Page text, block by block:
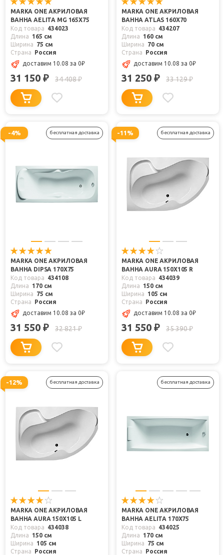
MARKA ONE АКРИЛОВАЯ
ВАННА AELITA MG 165X75
Код товара
434023
Длина
165 см
Ширина
75 см
Страна
Россия
доставим 10.08 за 0₽
31 150 ₽ 34 408₽
MARKA ONE АКРИЛОВАЯ
ВАННА ATLAS 160X70
Код товара
434207
Длина
160 см
Ширина
70 см
Страна
Россия
доставим 10.08 за 0₽
31 250 ₽ 33 129₽
-4% бесплатная доставка
MARKA ONE АКРИЛОВАЯ
ВАННА DIPSA 170X75
Код товара
434108
Длина
170 см
Ширина
75 см
Страна
Россия
доставим 10.08 за 0₽
31 550 ₽ 32 821₽
-11% бесплатная доставка
MARKA ONE АКРИЛОВАЯ
ВАННА AURA 150X105 R
Код товара
434039
Длина
150 см
Ширина
105 см
Страна
Россия
доставим 10.08 за 0₽
31 550 ₽ 35 390₽
-12% бесплатная доставка
MARKA ONE АКРИЛОВАЯ
ВАННА AURA 150X105 L
Код товара
434038
Длина
150 см
Ширина
105 см
Страна
Россия
бесплатная доставка
MARKA ONE АКРИЛОВАЯ
ВАННА AELITA 170X75
Код товара
434025
Длина
170 см
Ширина
75 см
Страна
Россия